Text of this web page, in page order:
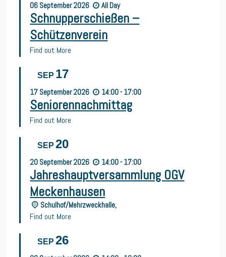
06 September2026 All Day
Schnupperschießen –
Schützenverein
Find out More
SEP 17
17 September2026 14:00 - 17:00
Seniorennachmittag
Find out More
SEP 20
20 September2026 14:00 - 17:00
Jahreshauptversammlung OGV
Meckenhausen
Schulhof/Mehrzweckhalle,
Find out More
SEP 26